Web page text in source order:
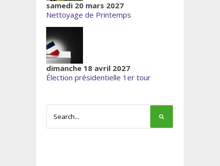
samedi 20 mars 2027
Nettoyage de Printemps
dimanche 18 avril 2027
Élection présidentielle 1er tour